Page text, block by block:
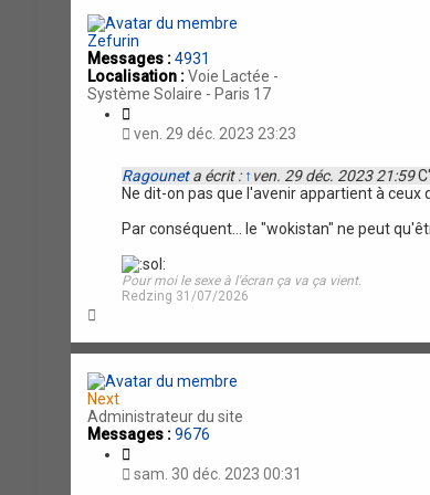
é
e
Zefurin
Messages : 4931
Localisation :Voie Lactée -
Système Solaire - Paris 17
C
i
t
t
i
n
ven. 29 déc. 2023 23:23
Ragouneta écrit : ↑ ven. 29 déc. 2023 21:59
Ne dit-on pas que l'avenir appartient à ceux
Par conséquent... le "wokistan" ne peut
Pour moi le sexe à l'écran ça va ça vient.
Redzing 31/07/2026
H
u
Next
Administrateur du site
Messages : 9676
C
i
t
sam. 30 déc. 2023 00:31